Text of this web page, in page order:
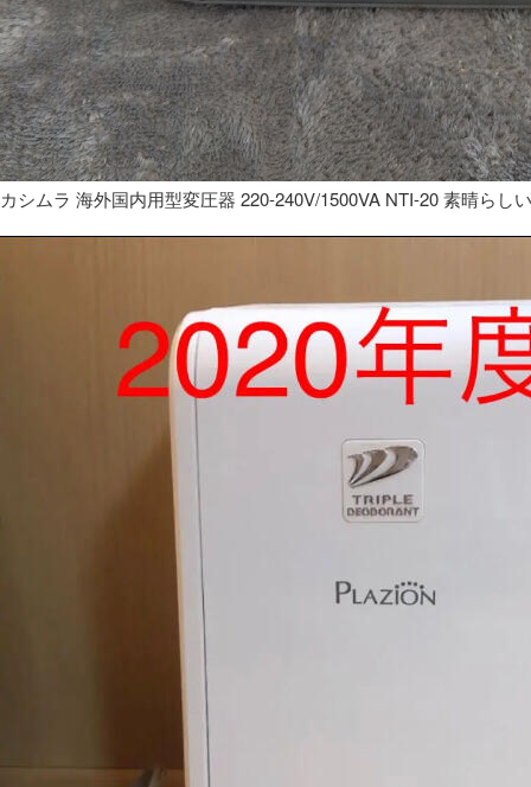
カシムラ 海外国内用型変圧器 220-240V/1500VA NTI-20 素晴らし